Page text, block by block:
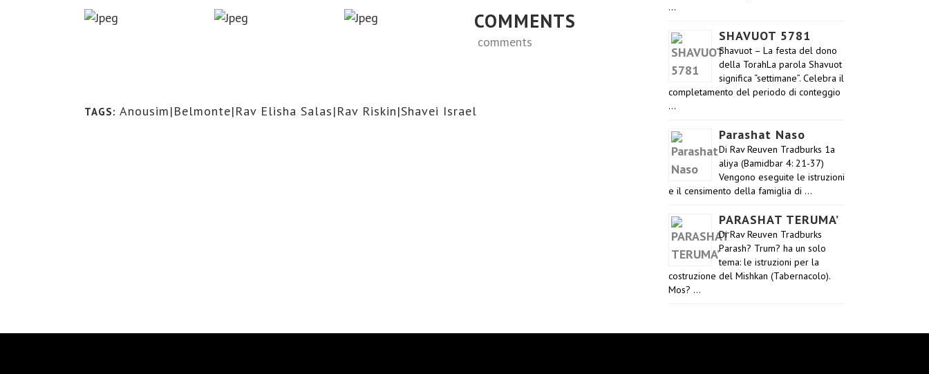
COMMENTS
comments
TAGS: Anousim|Belmonte|Rav Elisha Salas|Rav Riskin|Shavei Israel
…
SHAVUOT 5781
Shavuot – La festa del dono
della TorahLa parola Shavuot
significa “settimane”. Celebra il
completamento del periodo di conteggio
…
Parashat Naso
Di Rav Reuven Tradburks 1a
aliya (Bamidbar 4: 21-37)
Vengono eseguite le istruzioni
e il censimento della famiglia di …
PARASHAT TERUMA’
Di Rav Reuven Tradburks
Parash? Trum? ha un solo
tema: le istruzioni per la
costruzione del Mishkan (Tabernacolo).
Mos? …